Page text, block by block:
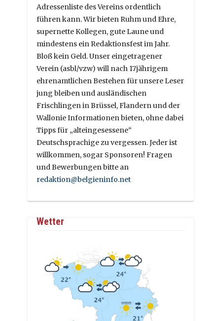
Adressenliste des Vereins ordentlich
führen kann. Wir bieten Ruhm und Ehre,
supernette Kollegen, gute Laune und
mindestens ein Redaktionsfest im Jahr.
Bloß kein Geld. Unser eingetragener
Verein (asbl/vzw) will nach 17jährigem
ehrenamtlichen Bestehen für unsere Leser
jung bleiben und ausländischen
Frischlingen in Brüssel, Flandern und der
Wallonie Informationen bieten, ohne dabei
Tipps für „alteingesessene“
Deutschsprachige zu vergessen. Jeder ist
willkommen, sogar Sponsoren! Fragen
und Bewerbungen bitte an
redaktion@belgieninfo.net
Wetter